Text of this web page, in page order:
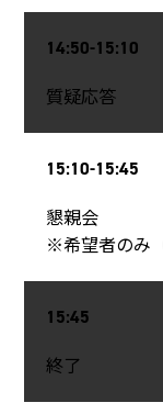
14:50-15:10
質疑応答
15:10-15:45
懇親会
※希望者のみ
15:45
終了